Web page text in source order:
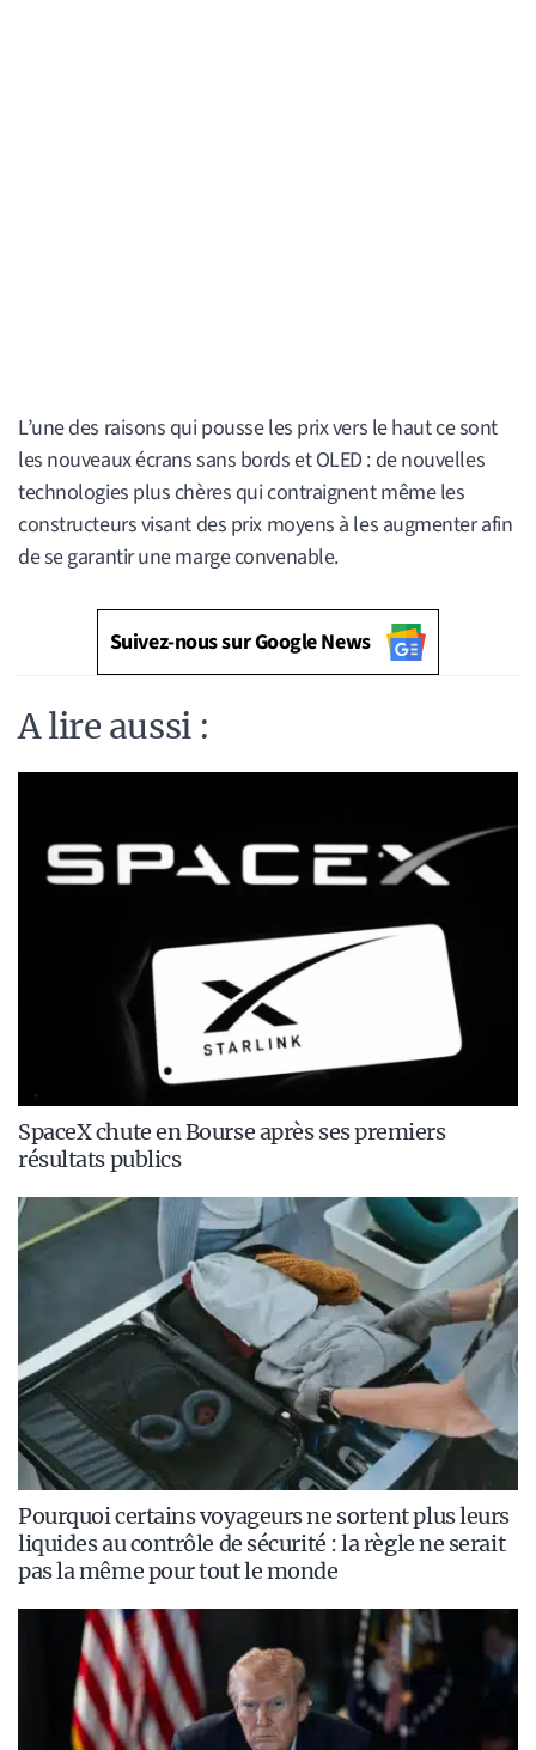
L’une des raisons qui pousse les prix vers le haut ce sont
les nouveaux écrans sans bords et OLED : de nouvelles
technologies plus chères qui contraignent même les
constructeurs visant des prix moyens à les augmenter afin
de se garantir une marge convenable.
Suivez-nous sur Google News
A lire aussi :
SpaceX chute en Bourse après ses premiers
résultats publics
Pourquoi certains voyageurs ne sortent plus leurs
liquides au contrôle de sécurité : la règle ne serait
pas la même pour tout le monde